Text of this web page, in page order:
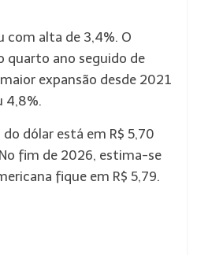
com alta de 3,4%. O
quarto ano seguido de
expansão desde 2021
4,8%.
dólar está em R$ 5,70
fim de 2026, estima-se
fique em R$ 5,79.